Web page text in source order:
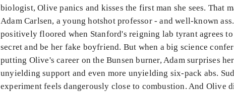
biologist, Olive panics and kisses the first man she sees. That
Adam Carlsen, a young hotshot professor - and well-known
positively floored when Stanford's reigning lab tyrant agrees to
secret and be her fake boyfriend. But when a big science
putting Olive's career on the Bunsen burner, Adam surprises
unyielding support and even more unyielding six-pack abs.
experiment feels dangerously close to combustion. And Olive